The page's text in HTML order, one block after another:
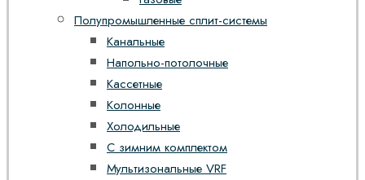
Полупромышленные сплит-системы
Канальные
Напольно-потолочные
Кассетные
Колонные
Холодильные
С зимним комплектом
Мультизональные VRF